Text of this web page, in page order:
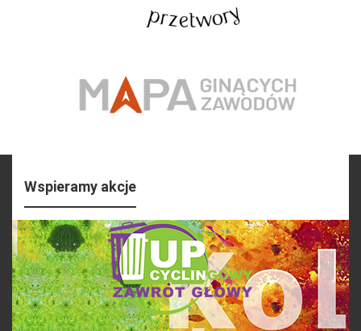
Wspieramy akcje